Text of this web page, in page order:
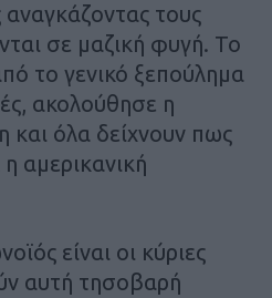
τους
σε μαζική φυγή. Το
το γενικό ξεπούλημα
ακολούθησε η
και όλα δείχνουν πως
αμερικανική
είναι οι κύριες
αυτή τησοβαρή